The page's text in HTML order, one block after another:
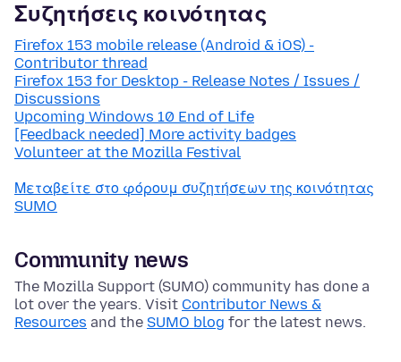
Συζητήσεις κοινότητας
Firefox 153 mobile release (Android & iOS) -
Contributor thread
Firefox 153 for Desktop - Release Notes / Issues /
Discussions
Upcoming Windows 10 End of Life
[Feedback needed] More activity badges
Volunteer at the Mozilla Festival
Μεταβείτε στο φόρουμ συζητήσεων της κοινότητας
SUMO
Community news
The Mozilla Support (SUMO) community has done a
lot over the years. Visit Contributor News &
Resources and the SUMO blog for the latest news.